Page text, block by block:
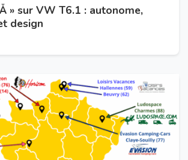
Å » sur VW T6.1 : autonome,
design